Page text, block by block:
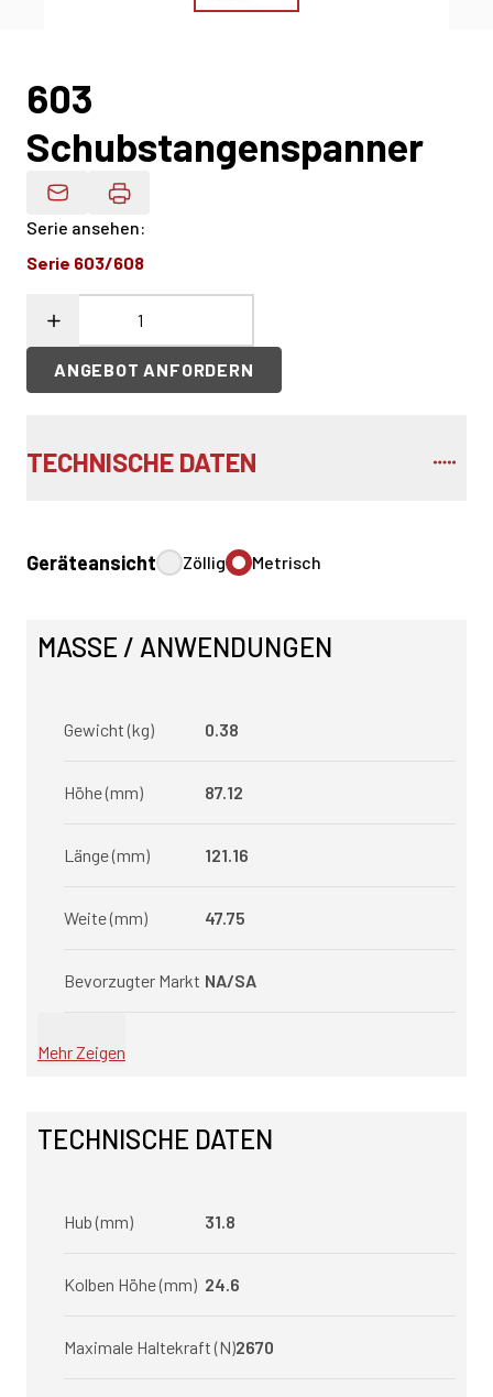
603
Schubstangenspanner
Produktdaten Per E-Mail
Serie ansehen:
Serie 603/608
ANGEBOT ANFORDERN
TECHNISCHE DATEN
Geräteansicht Zöllig Metrisch
MASSE / ANWENDUNGEN
Gewicht (kg) 0.38
Höhe (mm) 87.12
Länge (mm) 121.16
Weite (mm) 47.75
Bevorzugter Markt NA/SA
Mehr Zeigen
TECHNISCHE DATEN
Hub (mm) 31.8
Kolben Höhe (mm) 24.6
Maximale Haltekraft (N)2670